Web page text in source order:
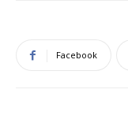
Facebook